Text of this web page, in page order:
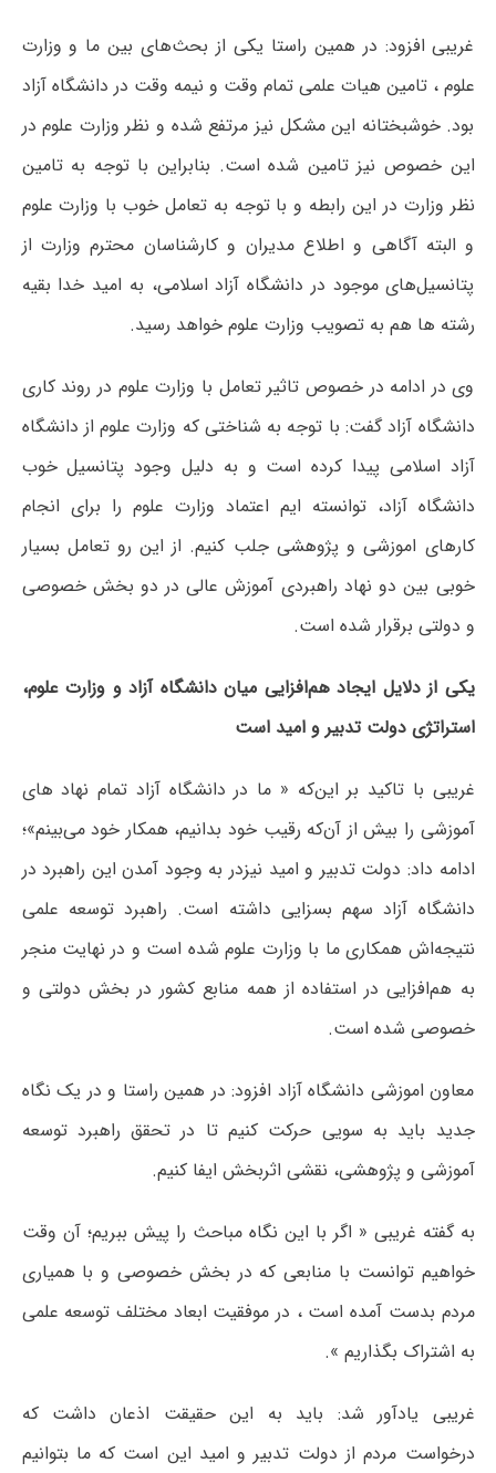
غریبی افزود: در همین راستا یکی از بحث‌های بین ما و وزارت
علوم ، تامین هیات علمی تمام وقت و نیمه وقت در دانشگاه آزاد
بود. خوشبختانه این مشکل نیز مرتفع شده و نظر وزارت علوم در
این خصوص نیز تامین شده است. بنابراین با توجه به تامین
نظر وزارت در این رابطه و با توجه به تعامل خوب با وزارت علوم
و البته آگاهی و اطلاع مدیران و کارشناسان محترم وزارت از
پتانسیل‌های موجود در دانشگاه آزاد اسلامی، به امید خدا بقیه
رشته ها هم به تصویب وزارت علوم خواهد رسید.
وی در ادامه در خصوص تاثیر تعامل با وزارت علوم در روند کاری
دانشگاه آزاد گفت: با توجه به شناختی که وزارت علوم از دانشگاه
آزاد اسلامی پیدا کرده است و به دلیل وجود پتانسیل خوب
دانشگاه آزاد، توانسته ایم اعتماد وزارت علوم را برای انجام
کارهای اموزشی و پژوهشی جلب کنیم. از این رو تعامل بسیار
خوبی بین دو نهاد راهبردی آموزش عالی در دو بخش خصوصی
و دولتی برقرار شده است.
یکی از دلایل ایجاد هم‌افزایی میان دانشگاه آزاد و وزارت علوم،‌
استراتژی دولت تدبیر و امید است
غریبی با تاکید بر این‌که « ما در دانشگاه آزاد تمام نهاد های
آموزشی را بیش از آن‌که رقیب خود بدانیم، همکار خود می‌بینم»؛
ادامه داد: دولت تدبیر و امید نیزدر به وجود آمدن این راهبرد در
دانشگاه آزاد سهم بسزایی داشته است. راهبرد توسعه علمی
نتیجه‌اش همکاری ما با وزارت علوم شده است و در نهایت منجر
به هم‌افزایی در استفاده از همه منابع کشور در بخش دولتی و
خصوصی شده است.
معاون اموزشی دانشگاه آزاد افزود: در همین راستا و در یک نگاه
جدید باید به سویی حرکت کنیم تا در تحقق راهبرد توسعه
آموزشی و پژوهشی، نقشی اثربخش ایفا کنیم.
به گفته غریبی « اگر با این نگاه مباحث را پیش ببریم؛ آن وقت
خواهیم توانست با منابعی که در بخش خصوصی و با همیاری
مردم بدست آمده است ، در موفقیت ابعاد مختلف توسعه علمی
به اشتراک بگذاریم ».
غریبی یادآور شد: باید به این حقیقت اذعان داشت که
درخواست مردم از دولت تدبیر و امید این است که ما بتوانیم